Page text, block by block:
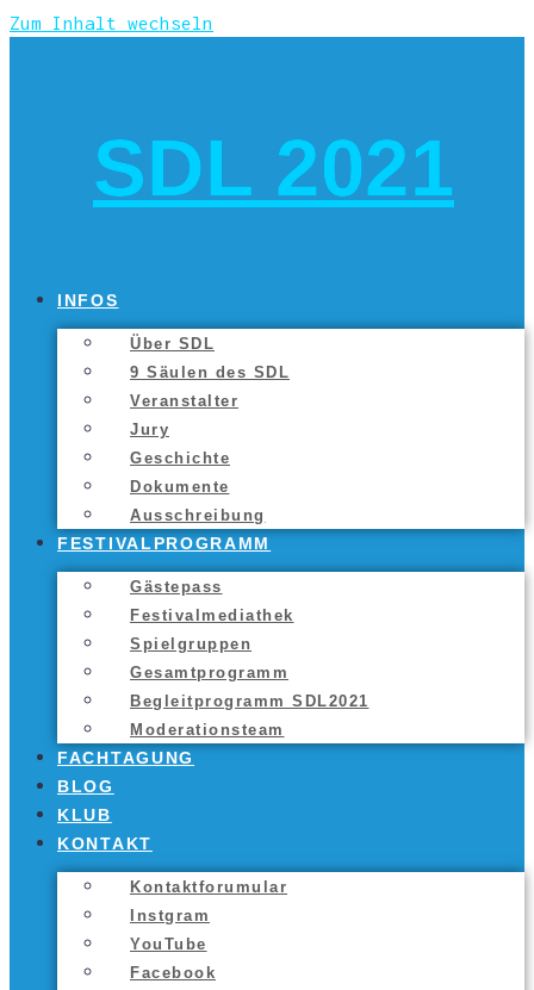
Zum Inhalt wechseln
SDL 2021
INFOS
Über SDL
9 Säu­len des SDL
Ver­an­stal­ter
Jury
Geschich­te
Doku­men­te
Aus­schrei­bung
FES­TI­VAL­PRO­GRAMM
Gäs­te­pass
Fes­ti­val­me­dia­thek
Spiel­grup­pen
Gesamt­pro­gramm
Begleit­pro­gramm SDL2021
Mode­ra­ti­ons­team
FACH­TA­GUNG
BLOG
KLUB
KON­TAKT
Kon­takt­fo­ru­mu­lar
Inst­gram
You­Tube
Face­book